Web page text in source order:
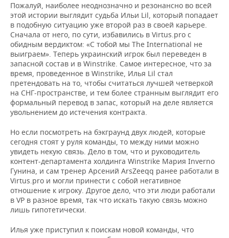
Пожалуй, наиболее неоднозначно и резонансно во всей
этой истории выглядит судьба Ильи Lil, который попадает
в подобную ситуацию уже второй раз в своей карьере.
Сначала от него, по сути, избавились в Virtus.pro с
обидным вердиктом: «С тобой мы The International не
выиграем». Теперь украинский игрок был переведен в
запасной состав и в Winstrike. Самое интересное, что за
время, проведенное в Winstrike, Илья Lil стал
претендовать на то, чтобы считаться лучшей четверкой
на СНГ-пространстве, и тем более странным выглядит его
формальный перевод в запас, который на деле является
увольнением до истечения контракта.
Но если посмотреть на бэкграунд двух людей, которые
сегодня стоят у руля команды, то между ними можно
увидеть некую связь. Дело в том, что и руководитель
контент-департамента холдинга Winstrike Мария Inverno
Гунина, и сам тренер Арсений ArsZeeqq ранее работали в
Virtus.pro и могли принести с собой негативное
отношение к игроку. Другое дело, что эти люди работали
в VP в разное время, так что искать такую связь можно
лишь гипотетически.
Илья уже приступил к поискам новой команды, что